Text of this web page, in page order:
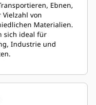
Ebnen,
von
Materialien.
sich ideal für
Industrie und